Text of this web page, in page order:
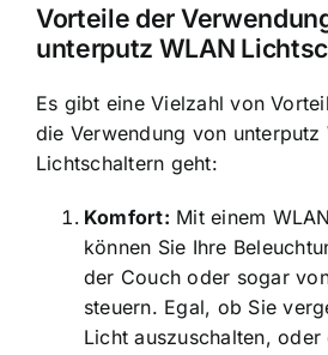
Vorteile der
unterputz WLAN
Es gibt eine Vielzahl von
die Verwendung von unterputz
Lichtschaltern geht:
Komfort: Mit einem
können Sie Ihre
der Couch oder sogar
steuern. Egal, ob Sie
Licht auszuschalten,